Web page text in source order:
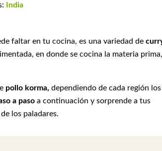
India
faltar en tu cocina, es una variedad de
en donde se cocina la materia prima,
pollo korma, dependiendo de cada región los
a paso a continuación y sorprende a tus
los paladares.